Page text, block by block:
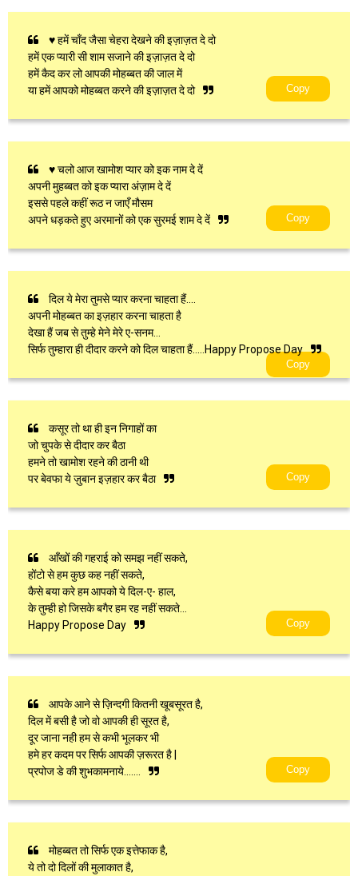
♥ हमें चाँद जैसा चेहरा देखने की इज़ाज़त दे दो
हमें एक प्यारी सी शाम सजाने की इज़ाज़त दे दो
हमें कैद कर लो आपकी मोहब्बत की जाल में
या हमें आपको मोहब्बत करने की इज़ाज़त दे दो
Copy
♥ चलो आज खामोश प्यार को इक नाम दे दें
अपनी मुहब्बत को इक प्यारा अंज़ाम दे दें
इससे पहले कहीं रूठ न जाएँ मौसम
अपने धड़कते हुए अरमानों को एक सुरमई शाम दे दें
Copy
दिल ये मेरा तुमसे प्यार करना चाहता हैं….
अपनी मोहब्बत का इज़हार करना चाहता है
देखा हैं जब से तुम्हे मेने मेरे ए-सनम…
सिर्फ तुम्हारा ही दीदार करने को दिल चाहता हैं…..Happy Propose Day
Copy
कसूर तो था ही इन निगाहों का
जो चुपके से दीदार कर बैठा
हमने तो खामोश रहने की ठानी थी
पर बेवफा ये ज़ुबान इज़हार कर बैठा
Copy
आँखों की गहराई को समझ नहीं सकते,
होंटो से हम कुछ कह नहीं सकते,
कैसे बया करे हम आपको ये दिल-ए- हाल,
के तुम्ही हो जिसके बगैर हम रह नहीं सकते…
Happy Propose Day
Copy
आपके आने से ज़िन्दगी कितनी खूबसूरत है,
दिल में बसी है जो वो आपकी ही सूरत है,
दूर जाना नही हम से कभी भूलकर भी
हमे हर कदम पर सिर्फ आपकी ज़रूरत है |
प्रपोज डे की शुभकामनाये…….
Copy
मोहब्बत तो सिर्फ एक इत्तेफाक है,
ये तो दो दिलों की मुलाकात है,